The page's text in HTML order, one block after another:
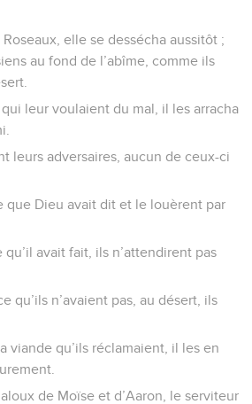
elle se dessécha aussitôt ;
au fond de l’abîme, comme ils
leur voulaient du mal, il les arracha
leurs adversaires, aucun de ceux-ci
que Dieu avait dit et le louèrent par
avait fait, ils n’attendirent pas
qu’ils n’avaient pas, au désert, ils
viande qu’ils réclamaient, il les en
de Moïse et d’Aaron, le serviteur